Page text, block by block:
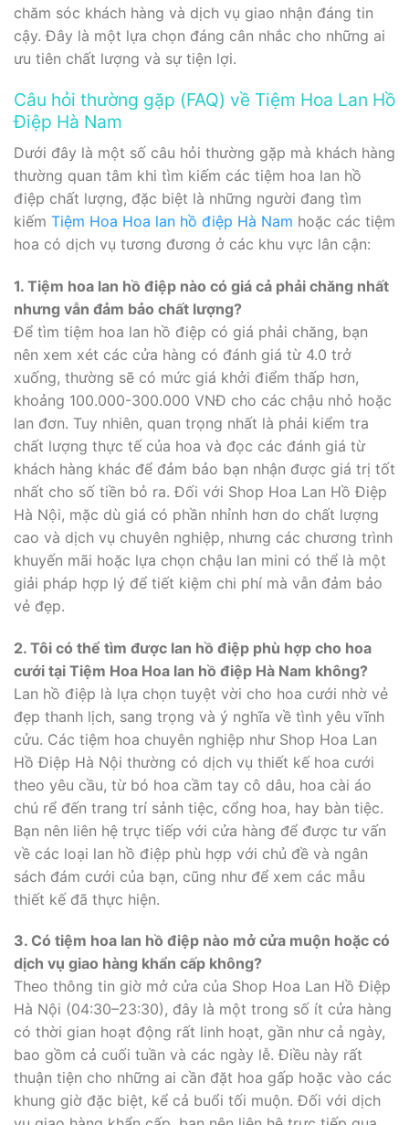
chăm sóc khách hàng và dịch vụ giao nhận đáng tin
cậy. Đây là một lựa chọn đáng cân nhắc cho những ai
ưu tiên chất lượng và sự tiện lợi.
Câu hỏi thường gặp (FAQ) về Tiệm Hoa Lan Hồ
Điệp Hà Nam
Dưới đây là một số câu hỏi thường gặp mà khách hàng
thường quan tâm khi tìm kiếm các tiệm hoa lan hồ
điệp chất lượng, đặc biệt là những người đang tìm
kiếm Tiệm Hoa Hoa lan hồ điệp Hà Nam hoặc các tiệm
hoa có dịch vụ tương đương ở các khu vực lân cận:
1. Tiệm hoa lan hồ điệp nào có giá cả phải chăng nhất
nhưng vẫn đảm bảo chất lượng?
Để tìm tiệm hoa lan hồ điệp có giá phải chăng, bạn
nên xem xét các cửa hàng có đánh giá từ 4.0 trở
xuống, thường sẽ có mức giá khởi điểm thấp hơn,
khoảng 100.000-300.000 VNĐ cho các chậu nhỏ hoặc
lan đơn. Tuy nhiên, quan trọng nhất là phải kiểm tra
chất lượng thực tế của hoa và đọc các đánh giá từ
khách hàng khác để đảm bảo bạn nhận được giá trị tốt
nhất cho số tiền bỏ ra. Đối với Shop Hoa Lan Hồ Điệp
Hà Nội, mặc dù giá có phần nhỉnh hơn do chất lượng
cao và dịch vụ chuyên nghiệp, nhưng các chương trình
khuyến mãi hoặc lựa chọn chậu lan mini có thể là một
giải pháp hợp lý để tiết kiệm chi phí mà vẫn đảm bảo
vẻ đẹp.
2. Tôi có thể tìm được lan hồ điệp phù hợp cho hoa
cưới tại Tiệm Hoa Hoa lan hồ điệp Hà Nam không?
Lan hồ điệp là lựa chọn tuyệt vời cho hoa cưới nhờ vẻ
đẹp thanh lịch, sang trọng và ý nghĩa về tình yêu vĩnh
cửu. Các tiệm hoa chuyên nghiệp như Shop Hoa Lan
Hồ Điệp Hà Nội thường có dịch vụ thiết kế hoa cưới
theo yêu cầu, từ bó hoa cầm tay cô dâu, hoa cài áo
chú rể đến trang trí sảnh tiệc, cổng hoa, hay bàn tiệc.
Bạn nên liên hệ trực tiếp với cửa hàng để được tư vấn
về các loại lan hồ điệp phù hợp với chủ đề và ngân
sách đám cưới của bạn, cũng như để xem các mẫu
thiết kế đã thực hiện.
3. Có tiệm hoa lan hồ điệp nào mở cửa muộn hoặc có
dịch vụ giao hàng khẩn cấp không?
Theo thông tin giờ mở cửa của Shop Hoa Lan Hồ Điệp
Hà Nội (04:30–23:30), đây là một trong số ít cửa hàng
có thời gian hoạt động rất linh hoạt, gần như cả ngày,
bao gồm cả cuối tuần và các ngày lễ. Điều này rất
thuận tiện cho những ai cần đặt hoa gấp hoặc vào các
khung giờ đặc biệt, kể cả buổi tối muộn. Đối với dịch